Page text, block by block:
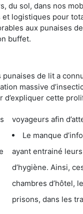
du sol, dans nos
logistiques pour
aux punaises
buffet.
de lit a
massive
cette
voyageurs afin
Le manque
ayant entrainé
d’hygiène. Ainsi,
chambres d’hôtel, les
prisons, dans les